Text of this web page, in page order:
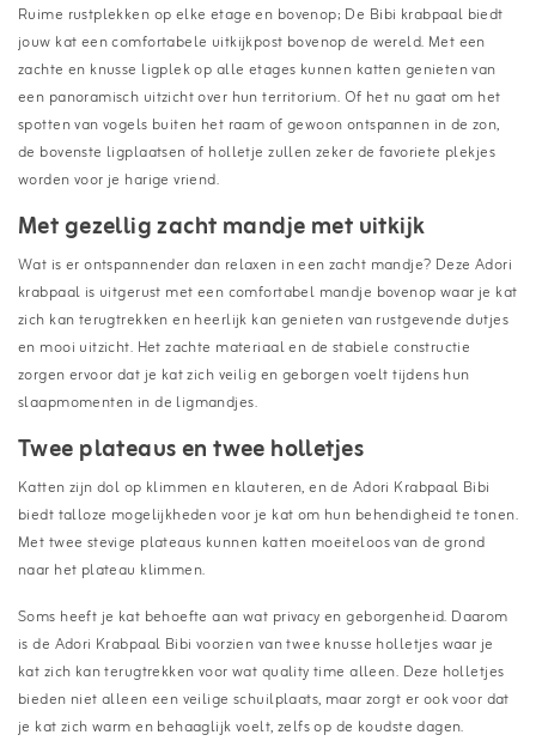
Ruime rustplekken op elke etage en bovenop; De Bibi krabpaal biedt
jouw kat een comfortabele uitkijkpost bovenop de wereld. Met een
zachte en knusse ligplek op alle etages kunnen katten genieten van
een panoramisch uitzicht over hun territorium. Of het nu gaat om het
spotten van vogels buiten het raam of gewoon ontspannen in de zon,
de bovenste ligplaatsen of holletje zullen zeker de favoriete plekjes
worden voor je harige vriend.
Met gezellig zacht mandje met uitkijk
Wat is er ontspannender dan relaxen in een zacht mandje? Deze Adori
krabpaal is uitgerust met een comfortabel mandje bovenop waar je kat
zich kan terugtrekken en heerlijk kan genieten van rustgevende dutjes
en mooi uitzicht. Het zachte materiaal en de stabiele constructie
zorgen ervoor dat je kat zich veilig en geborgen voelt tijdens hun
slaapmomenten in de ligmandjes.
Twee plateaus en twee holletjes
Katten zijn dol op klimmen en klauteren, en de Adori Krabpaal Bibi
biedt talloze mogelijkheden voor je kat om hun behendigheid te tonen.
Met twee stevige plateaus kunnen katten moeiteloos van de grond
naar het plateau klimmen.
Soms heeft je kat behoefte aan wat privacy en geborgenheid. Daarom
is de Adori Krabpaal Bibi voorzien van twee knusse holletjes waar je
kat zich kan terugtrekken voor wat quality time alleen. Deze holletjes
bieden niet alleen een veilige schuilplaats, maar zorgt er ook voor dat
je kat zich warm en behaaglijk voelt, zelfs op de koudste dagen.